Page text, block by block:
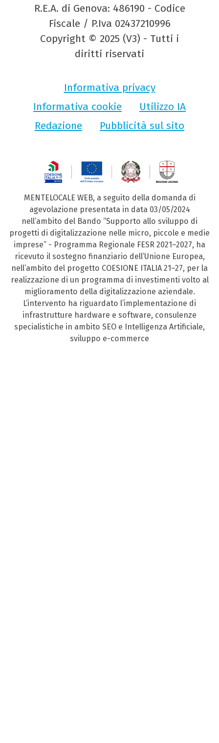
R.E.A. di Genova: 486190 - Codice
Fiscale / P.Iva 02437210996
Copyright © 2025 (V3) - Tutti i
diritti riservati
Informativa privacy
Informativa cookie
Utilizzo IA
Redazione
Pubblicità sul sito
MENTELOCALE WEB, a seguito della domanda di
agevolazione presentata in data 03/05/2024
nell’ambito del Bando “Supporto allo sviluppo di
progetti di digitalizzazione nelle micro, piccole e medie
imprese” - Programma Regionale FESR 2021–2027, ha
ricevuto il sostegno finanziario dell’Unione Europea,
nell’ambito del progetto COESIONE ITALIA 21–27, per la
realizzazione di un programma di investimenti volto al
miglioramento della digitalizzazione aziendale.
L’intervento ha riguardato l’implementazione di
infrastrutture hardware e software, consulenze
specialistiche in ambito SEO e Intelligenza Artificiale,
sviluppo e-commerce